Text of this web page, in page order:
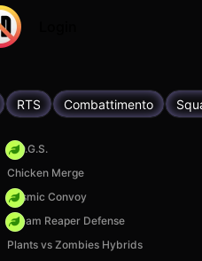
RTS Combattimento
H.O.G.S.
Chicken Merge
Cosmic Convoy
Dream Reaper Defense
Plants vs Zombies Hybrids